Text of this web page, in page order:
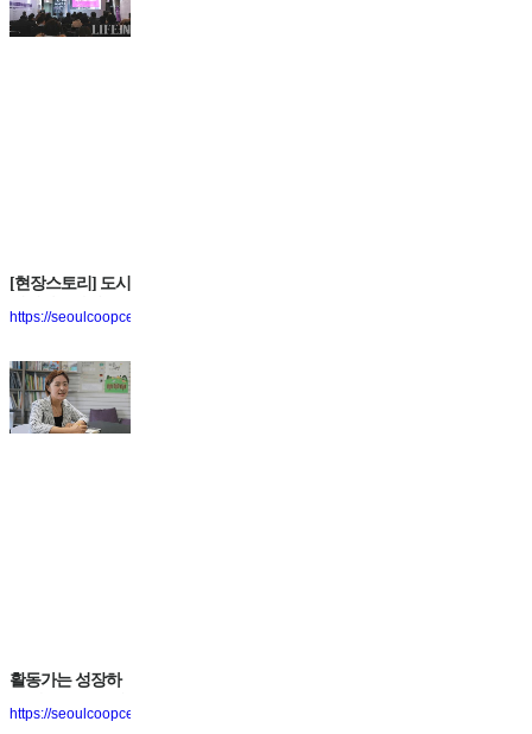
[현장스토리] 도시
조합 틔움이 틔워
https://seoulcoopcenter.blog.me/221577640520
활동가는 성장하
진다! 도시재생활
https://seoulcoopcenter.blog.me/221577640520